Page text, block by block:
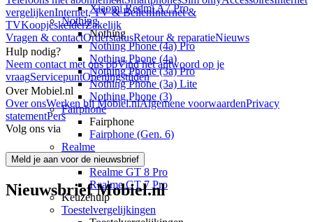
Xiaomi Redmi A7 Pro
Nothing
Nothing
Nothing Phone (4a) Pro
Nothing Phone (4a)
Nothing Phone (3a) Pro
Nothing Phone (3a) Lite
Nothing Phone (3)
Fairphone
Fairphone
Fairphone (Gen. 6)
Realme
Realme
Realme GT 8 Pro
Realme GT 7 Pro
Keuzehulp
Toestelvergelijkingen
vergelijkenInternet, TV & BellenInternet &
TVKoopjeskelderZakelijk
Vragen & contactOrderstatusRetour & reparatieNieuws
Hulp nodig?
Neem contact met ons opVind het antwoord op je
vraagServicepuntOpeningstijden
Over Mobiel.nl
Over onsWerken bij Mobiel.nlAlgemene voorwaardenPrivacy
statementPers
Volg ons via
Meld je aan voor de nieuwsbrief
Nieuwsbrief Mobiel.nl